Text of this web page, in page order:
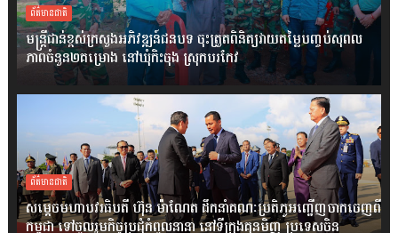
ព័ត៌មានជាតិ
មន្ត្រីជាន់ខ្ពស់ក្រសួងអភិវឌ្ឍន៍ជនបទ ចុះត្រួតពិនិត្យវាយតម្លៃបញ្ចប់សុពល
ភាពចំនួន២គម្រោង នៅឃុំកិះចុង ស្រុកបរកែវ
ព័ត៌មានជាតិ
សម្តេចមហាបវរធិបតី ហ៊ុន ម៉ាណែត ដឹកនាំគណៈប្រតិភូអញ្ជើញចាកចេញពី
កម្ពុជា ទៅចូលរួមកិច្ចប្រជុំកំពូលនានា នៅទីក្រុងគុនមិញ ប្រទេសចិន